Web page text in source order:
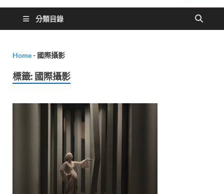
分類目錄
Home- 國際攝影
標籤: 國際攝影